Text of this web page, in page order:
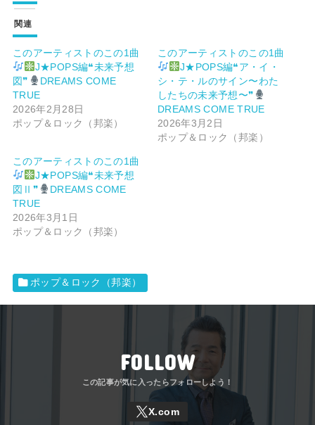
関連
このアーティストのこの1曲
J★POPS編❝未来予想
図❞
DREAMS COME
TRUE
2026年2月28日
ポップ＆ロック（邦楽）
このアーティストのこの1曲
J★POPS編❝ア・イ・
シ・テ・ルのサイン〜わた
したちの未来予想〜❞
DREAMS COME TRUE
2026年3月2日
ポップ＆ロック（邦楽）
このアーティストのこの1曲
J★POPS編❝未来予想
図Ⅱ❞
DREAMS COME
TRUE
2026年3月1日
ポップ＆ロック（邦楽）
ポップ＆ロック（邦楽）
FOLLOW